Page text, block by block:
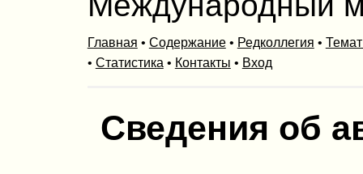
Главная • Содержание• Редколлегия •
• Статистика • Контакты • Вход
Сведения об